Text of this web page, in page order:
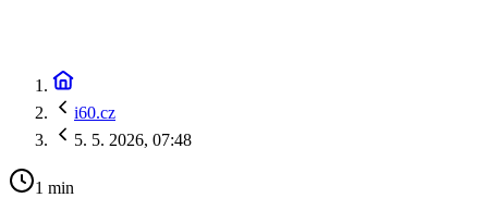
i60.cz
5. 5. 2026, 07:48
1 min